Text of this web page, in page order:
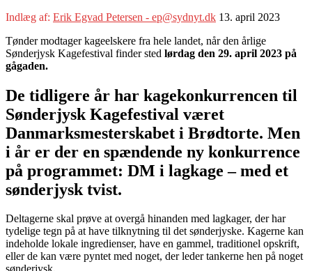
Indlæg af: Erik Egvad Petersen - ep@sydnyt.dk 13. april 2023
Tønder modtager kageelskere fra hele landet, når den årlige
Sønderjysk Kagefestival finder sted lørdag den 29. april 2023 på
gågaden.
De tidligere år har kagekonkurrencen til
Sønderjysk Kagefestival været
Danmarksmesterskabet i Brødtorte. Men
i år er der en spændende ny konkurrence
på programmet: DM i lagkage – med et
sønderjysk tvist.
Deltagerne skal prøve at overgå hinanden med lagkager, der har
tydelige tegn på at have tilknytning til det sønderjyske. Kagerne kan
indeholde lokale ingredienser, have en gammel, traditionel opskrift,
eller de kan være pyntet med noget, der leder tankerne hen på noget